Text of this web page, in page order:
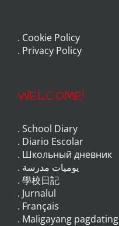
. Cookie Policy
. Privacy Policy
WELCOME!
. School Diary
. Diario Escolar
. Школьный дневник
. يوميات مدرسة
. 學校日記
. Jurnalul
. Français
. Maligayang pagdating